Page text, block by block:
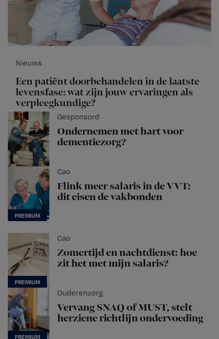
Nieuws
Een patiënt doorbehandelen in de laatste
levensfase: wat zijn jouw ervaringen als
verpleegkundige?
Gesponsord
Ondernemen met hart voor
dementiezorg?
Cao
Flink meer salaris in de VVT:
dit eisen de vakbonden
Cao
Zomertijd en nachtdienst: hoe
zit het met mijn salaris?
Ouderenzorg
Vervang SNAQ of MUST, stelt
herziene richtlijn ondervoeding